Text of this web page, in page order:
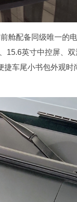
舱配备同级唯一的
15.6英寸中控屏、
车尾小书包外观